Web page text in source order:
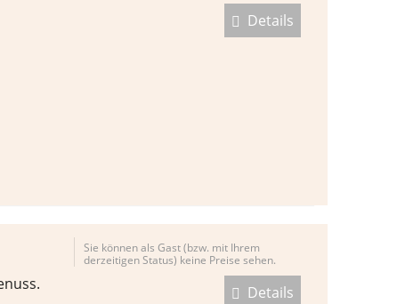
Details
Sie können als Gast (bzw. mit Ihrem
derzeitigen Status) keine Preise sehen.
Details